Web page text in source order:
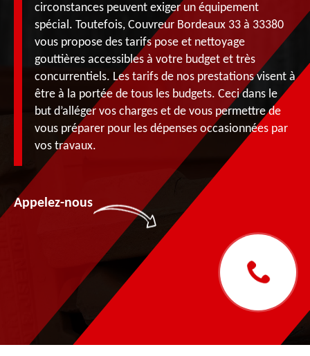
circonstances peuvent exiger un équipement
spécial. Toutefois, Couvreur Bordeaux 33 à 33380
vous propose des tarifs pose et nettoyage
gouttières accessibles à votre budget et très
concurrentiels. Les tarifs de nos prestations visent à
être à la portée de tous les budgets. Ceci dans le
but d’alléger vos charges et de vous permettre de
vous préparer pour les dépenses occasionnées par
vos travaux.
Appelez-nous